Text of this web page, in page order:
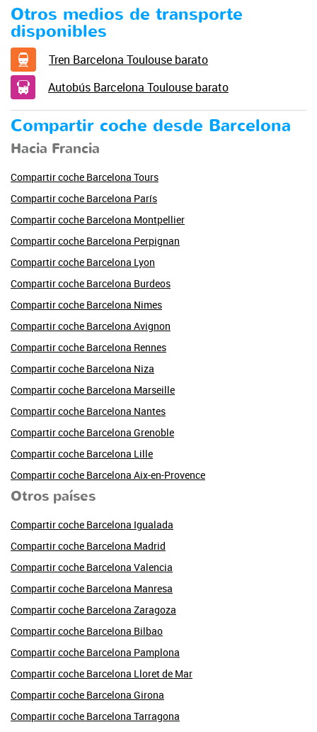
Otros medios de transporte
disponibles
Tren Barcelona Toulouse barato
Autobús Barcelona Toulouse barato
Compartir coche desde Barcelona
Hacia Francia
Compartir coche Barcelona Tours
Compartir coche Barcelona París
Compartir coche Barcelona Montpellier
Compartir coche Barcelona Perpignan
Compartir coche Barcelona Lyon
Compartir coche Barcelona Burdeos
Compartir coche Barcelona Nimes
Compartir coche Barcelona Avignon
Compartir coche Barcelona Rennes
Compartir coche Barcelona Niza
Compartir coche Barcelona Marseille
Compartir coche Barcelona Nantes
Compartir coche Barcelona Grenoble
Compartir coche Barcelona Lille
Compartir coche Barcelona Aix-en-Provence
Otros países
Compartir coche Barcelona Igualada
Compartir coche Barcelona Madrid
Compartir coche Barcelona Valencia
Compartir coche Barcelona Manresa
Compartir coche Barcelona Zaragoza
Compartir coche Barcelona Bilbao
Compartir coche Barcelona Pamplona
Compartir coche Barcelona Lloret de Mar
Compartir coche Barcelona Girona
Compartir coche Barcelona Tarragona